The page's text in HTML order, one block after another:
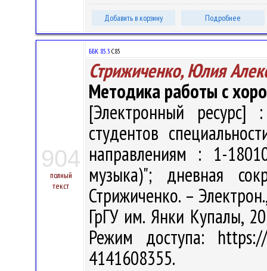
Добавить в корзину Подробнее
904
полный
текст
ББК 85.3 С85
Стрижиченко, Юлия
Методика работы с
[Электронный ресурс]
студентов
направлениям : 1-
музыка)"; дневная
Стрижиченко. –
ГрГУ им. Янки Купалы,
Режим доступа:
4141608355.